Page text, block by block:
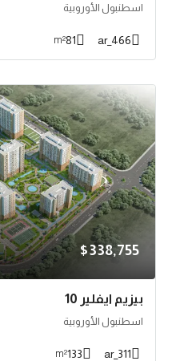
اسطنبول الأوروبية
466_ar
81
m²
$338,755
بيزيم ايفلير 10
اسطنبول الأوروبية
311_ar
133
m²